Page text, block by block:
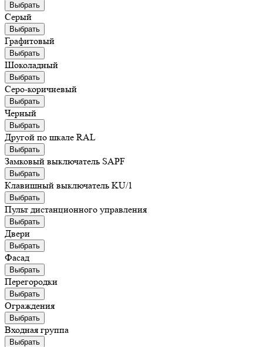
Выбрать
Серый
Выбрать
Графитовый
Выбрать
Шоколадный
Выбрать
Серо-коричневый
Выбрать
Черный
Выбрать
Другой по шкале RAL
Выбрать
Замковый выключатель SAPF
Выбрать
Клавишный выключатель KU/1
Выбрать
Пульт дистанционного управления
Выбрать
Двери
Выбрать
Фасад
Выбрать
Перегородки
Выбрать
Ограждения
Выбрать
Входная группа
Выбрать